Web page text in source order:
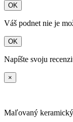
OK
Váš podnet nie je
OK
Napíšte svoju
×
Maľovaný